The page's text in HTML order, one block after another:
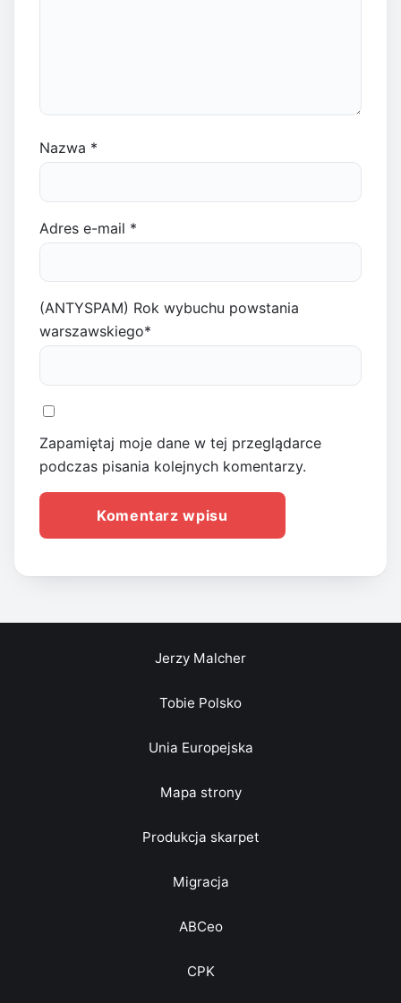
Nazwa *
Adres e-mail *
(ANTYSPAM) Rok wybuchu powstania
warszawskiego*
Zapamiętaj moje dane w tej przeglądarce
podczas pisania kolejnych komentarzy.
Jerzy Malcher
Tobie Polsko
Unia Europejska
Mapa strony
Produkcja skarpet
Migracja
ABCeo
CPK